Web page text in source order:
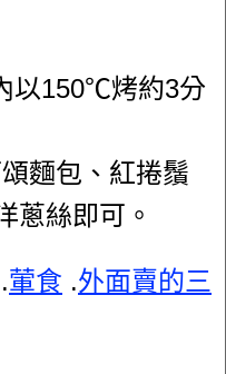
以150℃烤約3分
麵包、紅捲鬚
蔥絲即可。
.葷食 .外面賣的三